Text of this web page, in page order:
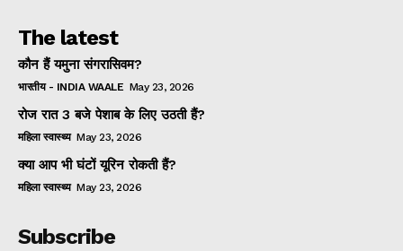
The latest
कौन हैं यमुना संगरासिवम?
भारतीय - INDIA WAALE May 23, 2026
रोज रात 3 बजे पेशाब के लिए उठती हैं?
महिला स्वास्थ्य May 23, 2026
क्या आप भी घंटों यूरिन रोकती हैं?
महिला स्वास्थ्य May 23, 2026
Subscribe